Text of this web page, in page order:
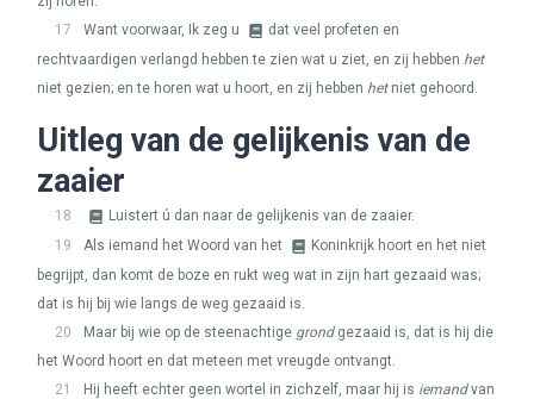
17
Want voorwaar, Ik zeg u
dat veel profeten en
rechtvaardigen verlangd hebben te zien wat u ziet, en zij hebben het
niet gezien; en te horen wat u hoort, en zij hebben hetniet gehoord.
Uitleg van de gelijkenis van de
zaaier
18
Luistert ú dan naar de gelijkenis van de zaaier.
19
Als iemand het Woord van het
Koninkrijk hoort en het niet
begrijpt, dan komt de boze en rukt weg wat in zijn hart gezaaid was;
dat is hij bij wie langs de weg gezaaid is.
20
Maar bij wie op de steenachtige grondgezaaid is, dat is hij die
het Woord hoort en dat meteen met vreugde ontvangt.
21
Hij heeft echter geen wortel in zichzelf, maar hij is iemandvan